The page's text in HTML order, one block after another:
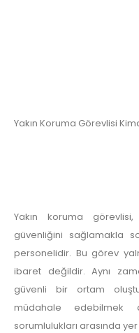
Yakın Koruma Görevlisi
Yakın koruma
güvenliğini sağlamakla
personelidir. Bu görev
ibaret değildir. Aynı
güvenli bir ortam
müdahale edebilmek
sorumlulukları arasında